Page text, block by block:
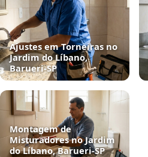
Ajustes em Torneiras no
Jardim do Líbano,
Barueri‑SP
Montagem de
Misturadores no Jardim
do Líbano, Barueri‑SP